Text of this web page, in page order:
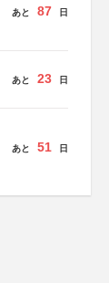
あと 87 日
あと 23 日
あと 51 日